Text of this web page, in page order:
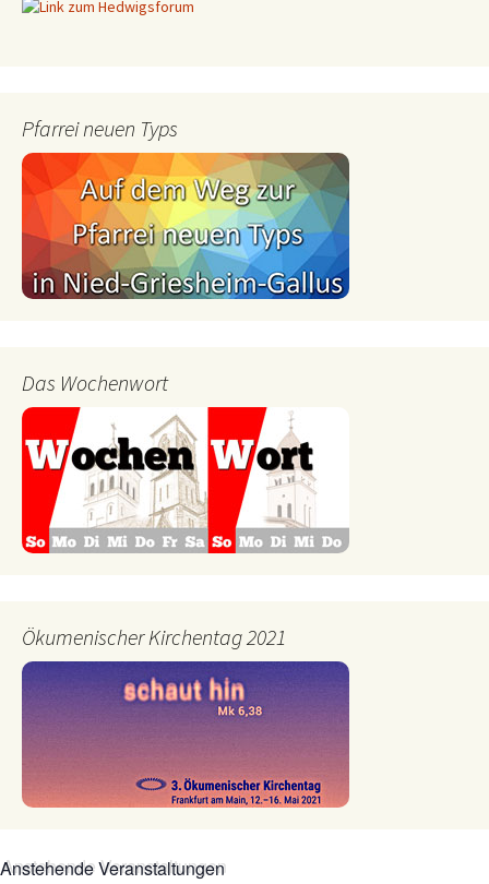
Pfarrei neuen Typs
Das Wochenwort
Ökumenischer Kirchentag 2021
Anstehende Veranstaltungen